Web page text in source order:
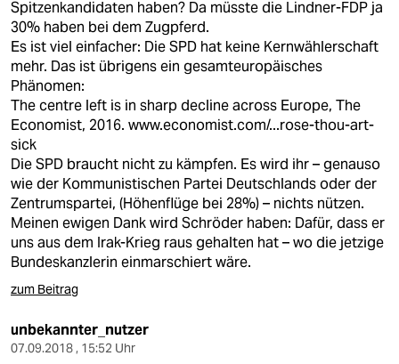
Spitzenkandidaten haben? Da müsste die Lindner-FDP ja
30% haben bei dem Zugpferd.
Es ist viel einfacher: Die SPD hat keine Kernwählerschaft
mehr. Das ist übrigens ein gesamteuropäisches
Phänomen:
The centre left is in sharp decline across Europe, The
Economist, 2016. www.economist.com/...rose-thou-art-
sick
Die SPD braucht nicht zu kämpfen. Es wird ihr – genauso
wie der Kommunistischen Partei Deutschlands oder der
Zentrumspartei, (Höhenflüge bei 28%) – nichts nützen.
Meinen ewigen Dank wird Schröder haben: Dafür, dass er
uns aus dem Irak-Krieg raus gehalten hat – wo die jetzige
Bundeskanzlerin einmarschiert wäre.
zum Beitrag
unbekannter_nutzer
07.09.2018 , 15:52 Uhr